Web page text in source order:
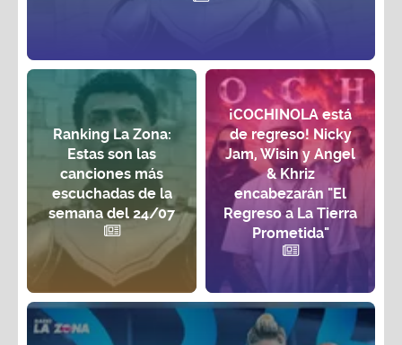
Ranking La Zona:
Estas son las
canciones más
escuchadas de la
semana del 24/07
¡COCHINOLA está
de regreso! Nicky
Jam, Wisin y Angel
& Khriz
encabezarán "El
Regreso a La Tierra
Prometida"